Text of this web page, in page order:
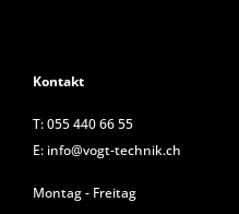
Kontakt
T:055 440 66 55
E: info@vogt-technik.ch
Montag - Freitag